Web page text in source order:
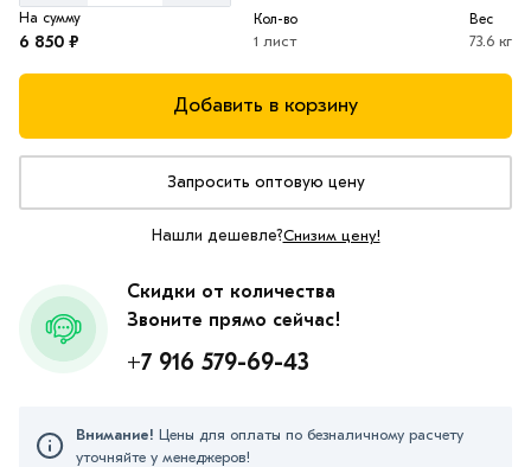
На сумму
6 850 ₽
Кол-во
1 лист
Вес
73.6 кг
Добавить в корзину
Запросить оптовую цену
Нашли дешевле?Снизим цену!
Скидки от количества
Звоните прямо сейчас!
+7 916 579-69-43
Внимание! Цены для оплаты по безналичному расчету
уточняйте у менеджеров!